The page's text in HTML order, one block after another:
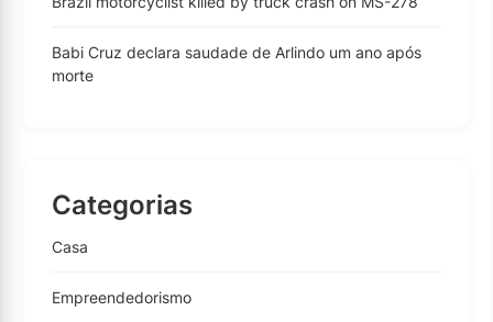
Babi Cruz declara saudade de Arlindo um ano após
morte
Categorias
Casa
Empreendedorismo